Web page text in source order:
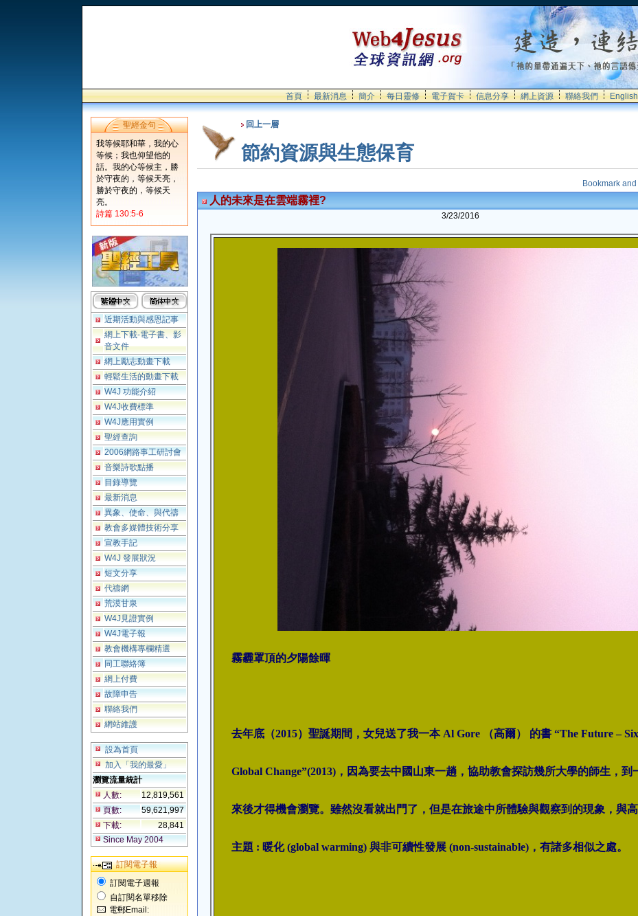
首頁 最新消息 簡介 每日靈修 電子賀卡 信息分享 網上資源 聯絡我們 English
聖經金句
我等候耶和華，我的心
等候；我也仰望他的
話。我的心等候主，勝
於守夜的，等候天亮，
勝於守夜的，等候天
亮。
詩篇 130:5-6
近期活動與感恩記事
網上下載-電子書、影
音文件
網上勵志動畫下載
輕鬆生活的動畫下載
W4J 功能介紹
W4J收費標準
W4J應用實例
聖經查詢
2006網路事工研討會
音樂詩歌點播
目錄導覽
最新消息
異象、使命、與代禱
教會多媒體技術分享
宣教手記
W4J 發展狀況
短文分享
代禱網
荒漠甘泉
W4J見證實例
W4J電子報
教會機構專欄精選
同工聯絡簿
網上付費
故障申告
聯絡我們
網站維護
設為首頁
加入「我的最愛」
瀏覽流量統計
人數:
12,819,561
頁數:
59,621,997
下載:
28,841
Since May 2004
訂閱電子報
訂閱電子週報
自訂閱名單移除
電郵Email:
回上一層
節約資源與生態保育
人的未來是在雲端霧裡?
3/23/2016
霧霾罩頂的夕陽餘暉
去年底（2015）聖誕期間，女兒送了我一本 Al Gore （高爾） 的書 “The Future –
Global Change”(2013)，因為要去中國山東一趟，協助教會探訪幾所大學的師生，到
來後才得機會瀏覽。雖然沒看就出門了，但是在旅途中所體驗與觀察到的現象，與
主題 : 暖化 (global warming) 與非可續性發展 (non-sustainable)，有諸多相似之處。